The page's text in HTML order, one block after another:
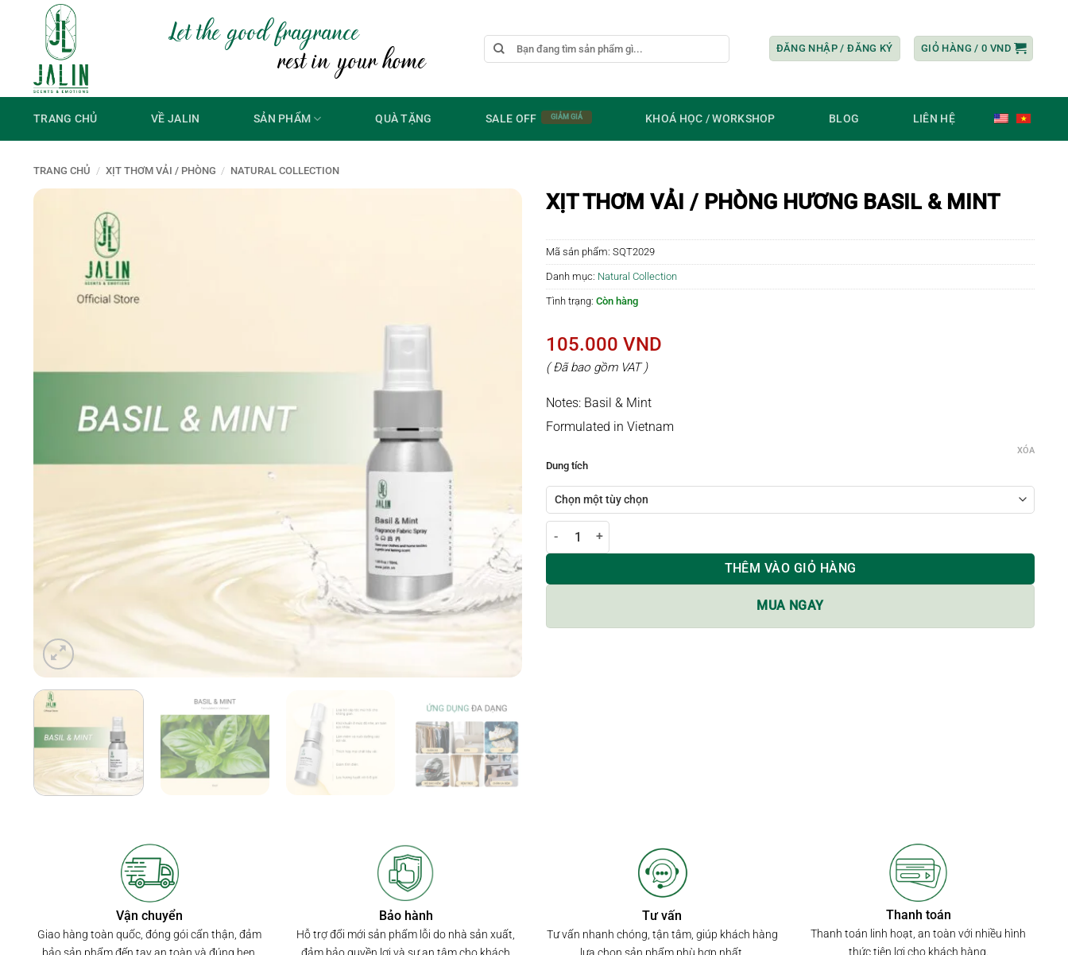
Let the good fragrance
rest in your home
Tìm
kiếm:
ĐĂNG NHẬP / ĐĂNG KÝ GIỎ HÀNG /0 VND
TRANG CHỦ VỀ JALIN SẢN PHẨM QUÀ TẶNG SALE OFF KHOÁ HỌC / WORKSHOP BLOG LIÊN HỆ
TRANG CHỦ / XỊT THƠM VẢI / PHÒNG / NATURAL COLLECTION
XỊT THƠM VẢI / PHÒNG HƯƠNG BASIL & MINT
Mã sản phẩm: SQT2029
Danh mục: Natural Collection
Tình trạng: Còn hàng
105.000 VND
( Đã bao gồm VAT )
Notes: Basil & Mint
Formulated in Vietnam
Dung tích
XÓA
Xịt thơm vải / phòng hương BASIL & MINT số lượng
THÊM VÀO GIỎ HÀNG
MUA NGAY
Vận chuyển
Giao hàng toàn quốc, đóng gói cẩn thận, đảm
Bảo hành
Hỗ trợ đổi mới sản phẩm lỗi do nhà sản xuất,
Tư vấn
Tư vấn nhanh chóng, tận tâm, giúp khách hàng
Thanh toán
Thanh toán linh hoạt, an toàn với nhiều hình
thức tiện lợi cho khách hàng.